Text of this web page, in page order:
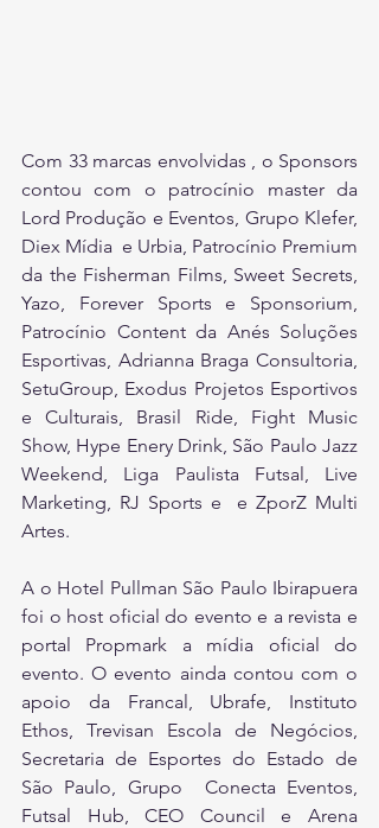
Com 33 marcas envolvidas , o Sponsors
contou com o patrocínio master da
Lord Produção e Eventos, Grupo Klefer,
Diex Mídia  e Urbia, Patrocínio Premium
da the Fisherman Films, Sweet Secrets,
Yazo, Forever Sports e Sponsorium,
Patrocínio Content da Anés Soluções
Esportivas, Adrianna Braga Consultoria,
SetuGroup, Exodus Projetos Esportivos
e Culturais, Brasil Ride, Fight Music
Show, Hype Enery Drink, São Paulo Jazz
Weekend, Liga Paulista Futsal, Live
Marketing, RJ Sports e  e ZporZ Multi
Artes.
A o Hotel Pullman São Paulo Ibirapuera
foi o host oficial do evento e a revista e
portal Propmark a mídia oficial do
evento. O evento ainda contou com o
apoio da Francal, Ubrafe, Instituto
Ethos, Trevisan Escola de Negócios,
Secretaria de Esportes do Estado de
São Paulo, Grupo  Conecta Eventos,
Futsal Hub, CEO Council e Arena